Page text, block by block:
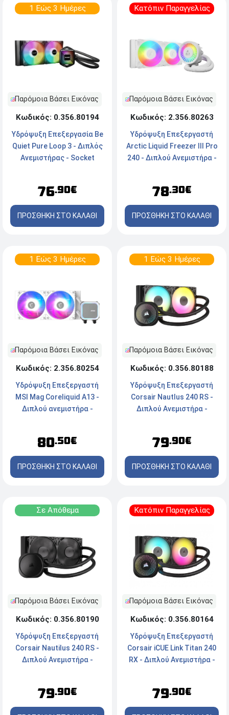
1 Εώς 3 Ημέρες
Παρόμοια Βάσει Εικόνας
Κωδικός: 0.356.80194
Yδρόψυξη Επεξεργασία Be
Quiet Pure Loop 3 - Διπλός
Ανεμιστήρας - Socket
76.90€
ΠΡΟΣΘΗΚΗ ΣΤΟ ΚΑΛΑΘΙ
Κατόπιν Παραγγελίας
Παρόμοια Βάσει Εικόνας
Κωδικός: 2.356.80263
Υδρόψυξη Επεξεργαστή
Arctic Liquid Freezer III Pro
240 - Διπλού Ανεμιστήρα -
ARGB - White
78.30€
ΠΡΟΣΘΗΚΗ ΣΤΟ ΚΑΛΑΘΙ
1 Εώς 3 Ημέρες
Παρόμοια Βάσει Εικόνας
Κωδικός: 2.356.80254
Υδρόψυξη Επεξεργαστή
MSI Mag Coreliquid A13 -
Διπλού ανεμιστήρα -
ARGB - White
80.50€
ΠΡΟΣΘΗΚΗ ΣΤΟ ΚΑΛΑΘΙ
1 Εώς 3 Ημέρες
Παρόμοια Βάσει Εικόνας
Κωδικός: 0.356.80188
Υδρόψυξη Επεξεργαστή
Corsair Nautlus 240 RS -
Διπλού Ανεμιστήρα -
ARGB
79.90€
ΠΡΟΣΘΗΚΗ ΣΤΟ ΚΑΛΑΘΙ
Σε Απόθεμα
Παρόμοια Βάσει Εικόνας
Κωδικός: 0.356.80190
Υδρόψυξη Επεξεργαστή
Corsair Nautilus 240 RS -
Διπλού Ανεμιστήρα -
79.90€
Κατόπιν Παραγγελίας
Παρόμοια Βάσει Εικόνας
Κωδικός: 0.356.80164
Υδρόψυξη Επεξεργαστή
Corsair iCUE Link Titan 240
RX - Διπλού Ανεμιστήρα -
79.90€